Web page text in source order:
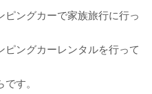
ングカーで家族旅行に行っ
ピングカーレンタルを行って
す。